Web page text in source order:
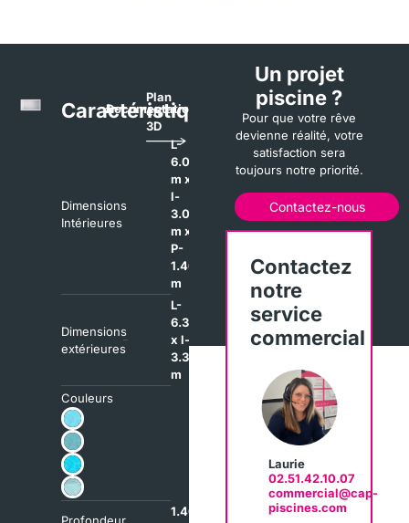
Caractéristiques
Dimensions
Intérieures
L-
6.00
m x
l-
3.00
m x
P-
1.40
m
Dimensions
extérieures
L-
6.30
x l-
3.30
m
Couleurs
Profondeur
1.40
Documentation
Plan
en
3D
Un projet
piscine ?
Pour que votre rêve
devienne réalité, votre
satisfaction sera
toujours notre priorité.
Contactez-nous
Contactez
notre
service
commercial
Laurie​
02.51.42.10.07
commercial@cap-
piscines.com